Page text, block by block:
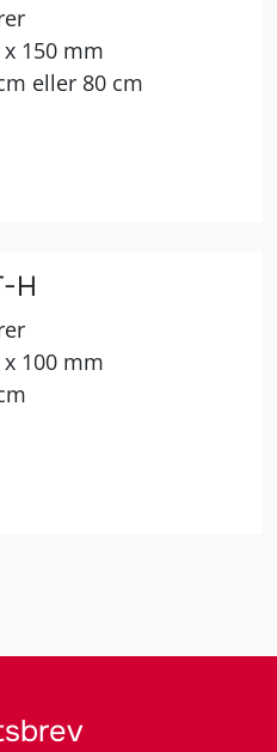
x 150 mm
eller 80 cm
H
x 100 mm